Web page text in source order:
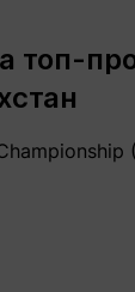
Блоги
Обзоры
топ-